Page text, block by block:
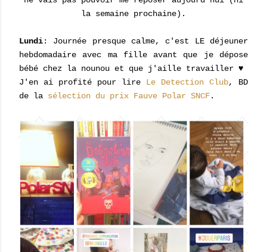
la semaine prochaine).
Lundi: Journée presque calme, c'est LE déjeuner
hebdomadaire avec ma fille avant que je dépose
bébé chez la nounou et que j'aille travailler ♥
J'en ai profité pour lire Le Detection Club, BD
de la sélection du prix Fauve Polar SNCF.